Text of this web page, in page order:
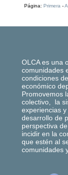
Página:Primera -
OLCA es una
comunidades
condiciones
económico
Promovemos
colectivo, la
experiencias
desarrollo de
perspectiva
incidir en la
que estén al
comunidades